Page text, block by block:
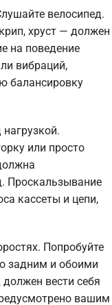
велосипед.
хруст — должен
на поведение
вибраций,
балансировку
или просто
Проскальзывание
кассеты и цепи,
Попробуйте
задним и обоими
вести себя
вашим